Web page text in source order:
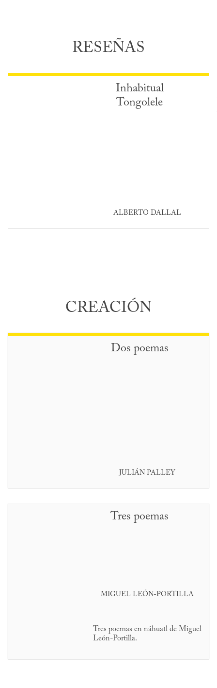
RESEÑAS
Inhabitual
Tongolele
ALBERTO DALLAL
CREACIÓN
Dos poemas
JULIÁN PALLEY
Tres poemas
MIGUEL LEÓN-PORTILLA
Tres poemas en náhuatl de Miguel
León-Portilla.